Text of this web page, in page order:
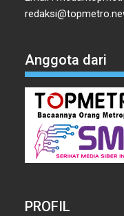
Anggota dari
PROFIL